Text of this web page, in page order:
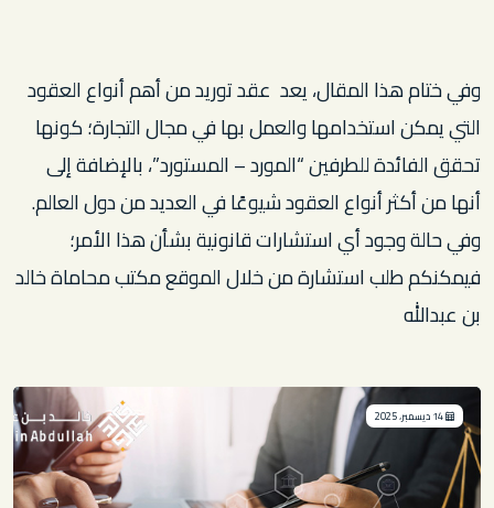
وفي ختام هذا المقال، يعد عقد توريد من أهم أنواع العقود
التي يمكن استخدامها والعمل بها في مجال التجارة؛ كونها
تحقق الفائدة للطرفين “المورد – المستورد”، بالإضافة إلى
أنها من أكثر أنواع العقود شيوعًا في العديد من دول العالم.
وفي حالة وجود أي استشارات قانونية بشأن هذا الأمر؛
فيمكنكم طلب استشارة من خلال الموقع مكتب محاماة خالد
بن عبدالله